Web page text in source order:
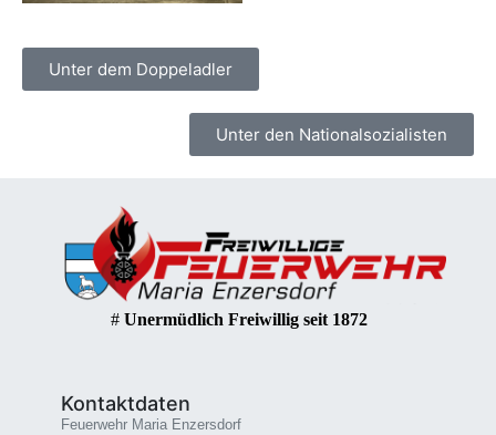
Unter dem Doppeladler
Unter den Nationalsozialisten
# Unermüdlich Freiwillig seit 1872
Kontaktdaten
Feuerwehr Maria Enzersdorf